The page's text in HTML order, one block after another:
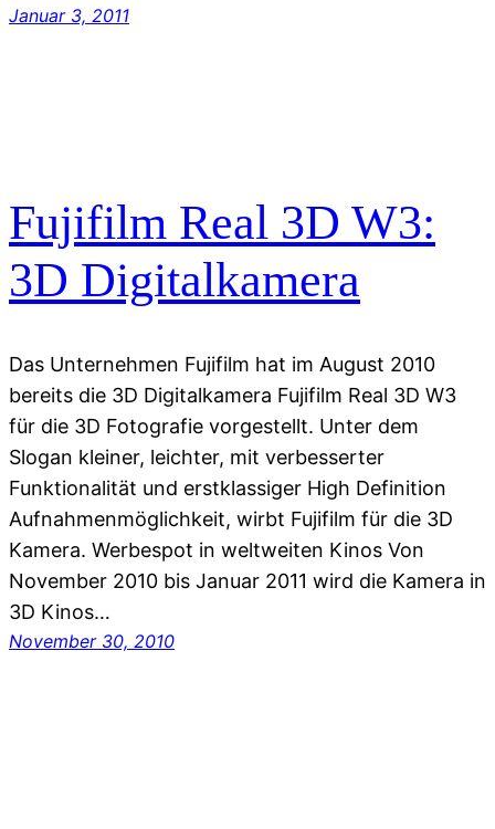
Januar 3, 2011
Fujifilm Real 3D W3:
3D Digitalkamera
Das Unternehmen Fujifilm hat im August 2010
bereits die 3D Digitalkamera Fujifilm Real 3D W3
für die 3D Fotografie vorgestellt. Unter dem
Slogan kleiner, leichter, mit verbesserter
Funktionalität und erstklassiger High Definition
Aufnahmenmöglichkeit, wirbt Fujifilm für die 3D
Kamera. Werbespot in weltweiten Kinos Von
November 2010 bis Januar 2011 wird die Kamera in
3D Kinos…
November 30, 2010